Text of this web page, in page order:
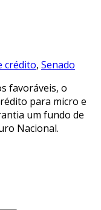
crédito, Senado
favoráveis, o
para micro e
um fundo de
Nacional.